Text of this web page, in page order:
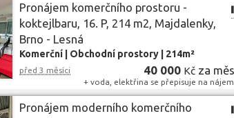
Pronájem komerčního prostoru -
koktejlbaru, 16. P, 214 m2, Majdalenky,
Brno - Lesná
Komerční Obchodní prostory 214m²
před 3 měsíci 40 000 Kč za
+ voda, elektřina se přepisuje na
Pronájem moderního komerčního